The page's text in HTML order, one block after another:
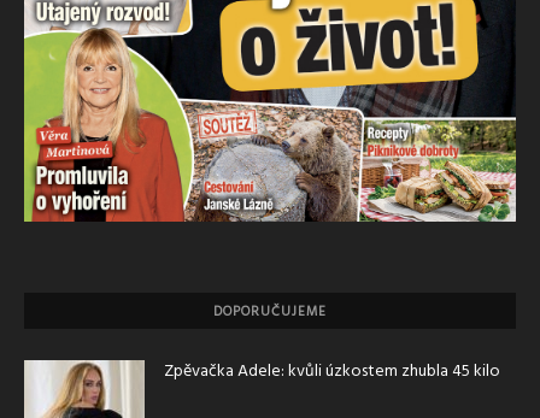
DOPORUČUJEME
Zpěvačka Adele: kvůli úzkostem zhubla 45 kilo